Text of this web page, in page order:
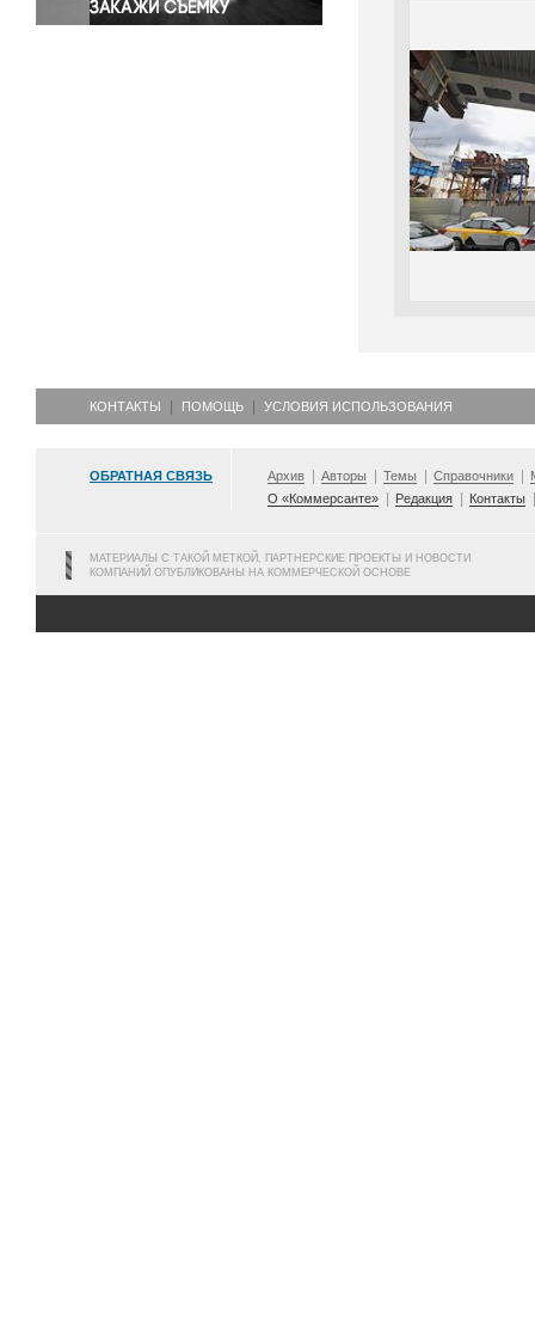
КОНТАКТЫ ПОМОЩЬ УСЛОВИЯ ИСПОЛЬЗОВАНИЯ
ОБРАТНАЯ СВЯЗЬ Архив Авторы Темы Справочники
О «Коммерсанте»
Редакция Контакты
МАТЕРИАЛЫ С ТАКОЙ МЕТКОЙ, ПАРТНЕРСКИЕ ПРОЕКТЫ И НОВОСТИ
КОМПАНИЙ ОПУБЛИКОВАНЫ НА КОММЕРЧЕСКОЙ ОСНОВЕ